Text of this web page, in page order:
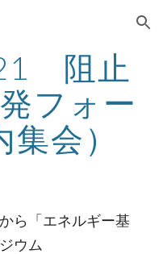
Skip to navigation
　阻止
フォー
会）
ら「エネルギー基
ウム